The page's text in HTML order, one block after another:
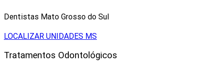
Dentistas Mato Grosso do Sul
LOCALIZAR UNIDADES MS
Tratamentos Odontológicos